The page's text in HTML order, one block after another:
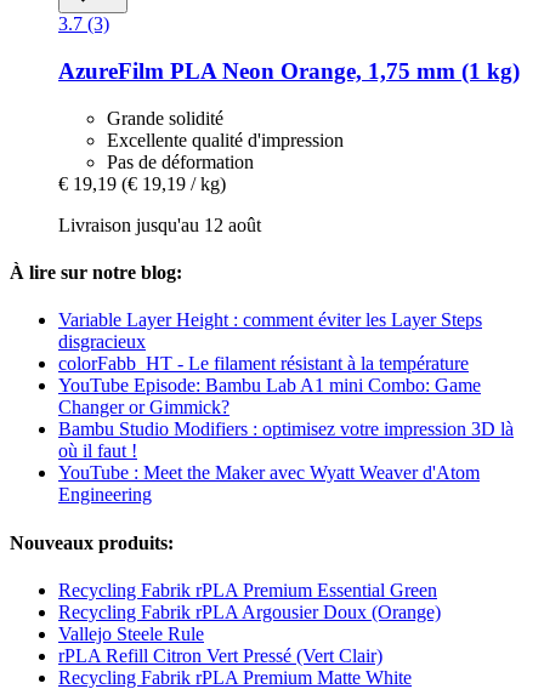
3.7 (3)
AzureFilm PLA Neon Orange, 1,75 mm (1 kg)
Grande solidité
Excellente qualité d'impression
Pas de déformation
€ 19,19 (€ 19,19 / kg)
Livraison jusqu'au 12 août
À lire sur notre blog:
Variable Layer Height : comment éviter les Layer Steps
disgracieux
colorFabb_HT - Le filament résistant à la température
YouTube Episode: Bambu Lab A1 mini Combo: Game
Changer or Gimmick?
Bambu Studio Modifiers : optimisez votre impression 3D là
où il faut !
YouTube : Meet the Maker avec Wyatt Weaver d'Atom
Engineering
Nouveaux produits:
Recycling Fabrik rPLA Premium Essential Green
Recycling Fabrik rPLA Argousier Doux (Orange)
Vallejo Steele Rule
rPLA Refill Citron Vert Pressé (Vert Clair)
Recycling Fabrik rPLA Premium Matte White